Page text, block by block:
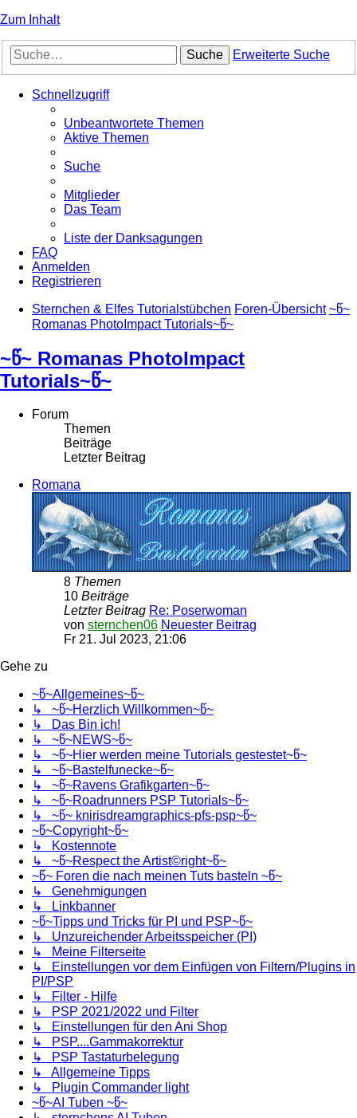
Zum Inhalt
Suche Erweiterte Suche
Schnellzugriff
Unbeantwortete Themen
Aktive Themen
Suche
Mitglieder
Das Team
Liste der Danksagungen
FAQ
Anmelden
Registrieren
Sternchen & Elfes Tutorialstübchen Foren-Übersicht ~წ~
Romanas PhotoImpact Tutorials~წ~
~წ~ Romanas PhotoImpact
Tutorials~წ~
Forum
Themen
Beiträge
Letzter Beitrag
Romana
8 Themen
10 Beiträge
Letzter Beitrag Re: Poserwoman
von sternchen06 Neuester Beitrag
Fr 21. Jul 2023, 21:06
Gehe zu
~წ~Allgemeines~წ~
↳ ~წ~Herzlich Willkommen~წ~
↳ Das Bin ich!
↳ ~წ~NEWS~წ~
↳ ~წ~Hier werden meine Tutorials gestestet~წ~
↳ ~წ~Bastelfunecke~წ~
↳ ~წ~Ravens Grafikgarten~წ~
↳ ~წ~Roadrunners PSP Tutorials~წ~
↳ ~წ~ knirisdreamgraphics-pfs-psp~წ~
~წ~Copyright~წ~
↳ Kostennote
↳ ~წ~Respect the Artist©right~წ~
~წ~ Foren die nach meinen Tuts basteln ~წ~
↳ Genehmigungen
↳ Linkbanner
~წ~Tipps und Tricks für PI und PSP~წ~
↳ Unzureichender Arbeitsspeicher (PI)
↳ Meine Filterseite
↳ Einstellungen vor dem Einfügen von Filtern/Plugins in
PI/PSP
↳ Filter - Hilfe
↳ PSP 2021/2022 und Filter
↳ Einstellungen für den Ani Shop
↳ PSP....Gammakorrektur
↳ PSP Tastaturbelegung
↳ Allgemeine Tipps
↳ Plugin Commander light
~წ~AI Tuben ~წ~